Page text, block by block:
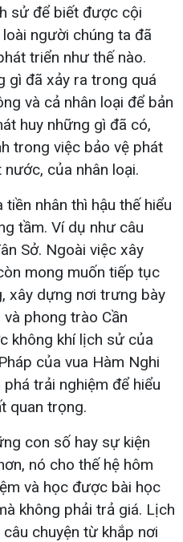
sử để biết được cội
người chúng ta đã
triển như thế nào.
gì đã xảy ra trong quá
và cả nhân loại để bản
huy những gì đã có,
trong việc bảo vệ phát
của nhân loại.
nhân thì hậu thế hiểu
tầm. Ví dụ như câu
Sở. Ngoài việc xây
mong muốn tiếp tục
xây dựng nơi trưng bày
phong trào Cần
không khí lịch sử của
của vua Hàm Nghi
trải nghiệm để hiểu
quan trọng.
con số hay sự kiện
nó cho thế hệ hôm
và học được bài học
không phải trả giá. Lịch
chuyện từ khắp nơi